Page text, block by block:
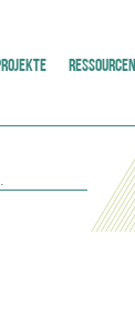
RESSOURCEN